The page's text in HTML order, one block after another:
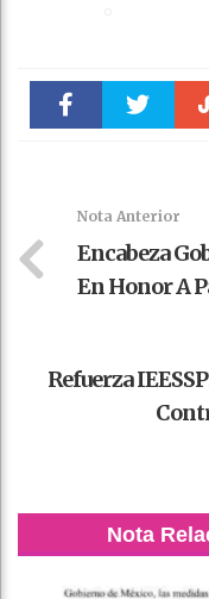
Nota Anterior
Encabeza
En Honor A
Refuerza
Nota